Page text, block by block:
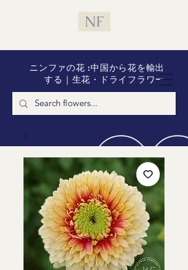
ニンファの花 :中国から花を輸出
する｜生花・ドライフラワー
NF